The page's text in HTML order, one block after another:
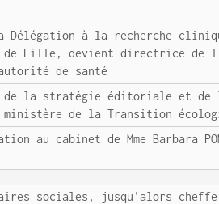
Délégation à la recherche
de Lille, devient directrice de
de santé
de la stratégie éditoriale et
ministère de la Transition
au cabinet de Mme Barbara
sociales, jusqu'alors